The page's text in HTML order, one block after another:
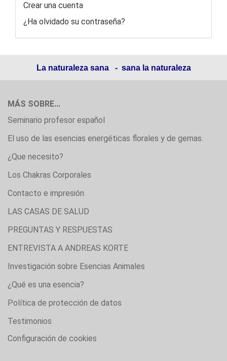
Crear una cuenta
¿Ha olvidado su contraseña?
La naturaleza sana - sana la naturaleza
MÁS SOBRE...
Seminario profesor español
El uso de las esencias energéticas florales y de gemas.
¿Que necesito?
Los Chakras Corporales
Contacto e impresión
LAS CASAS DE SALUD
PREGUNTAS Y RESPUESTAS
ENTREVISTA A ANDREAS KORTE
Investigación sobre Esencias Animales
¿Qué es una esencia?
Política de protección de datos
Testimonios
Configuración de cookies